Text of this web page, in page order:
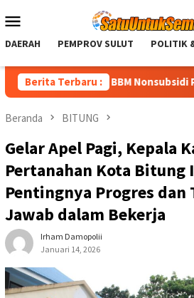
ke
Mobile
DAERAH PEMPROV SULUT POLITIK
Berita Terbaru :
Penurunan BBM Nonsubsidi Perkuat
Beranda BITUNG
Gelar Apel Pagi, Kepala
Pertanahan Kota Bitung
Pentingnya Progres dan
Jawab dalam Bekerja
Irham Damopolii
Januari 14, 2026